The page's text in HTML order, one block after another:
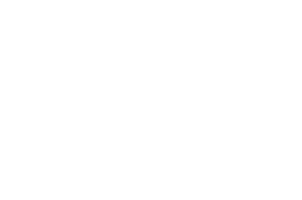
的，可以并处没收财产。
勾结实施本意见第二条、第七条规定
国家的犯罪行为有连续或者继续状态
理案件以后，逃避侦查或者审判的，不